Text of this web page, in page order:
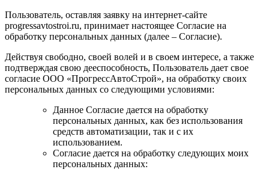
Пользователь, оставляя заявку на интернет-сайте
progressavtostroi.ru, принимает настоящее Согласие на
обработку персональных данных (далее – Согласие).
Действуя свободно, своей волей и в своем интересе, а также
подтверждая свою дееспособность, Пользователь дает свое
согласие ООО «ПрогрессАвтоСтрой», на обработку своих
персональных данных со следующими условиями:
Данное Согласие дается на обработку
персональных данных, как без использования
средств автоматизации, так и с их
использованием.
Согласие дается на обработку следующих моих
персональных данных: